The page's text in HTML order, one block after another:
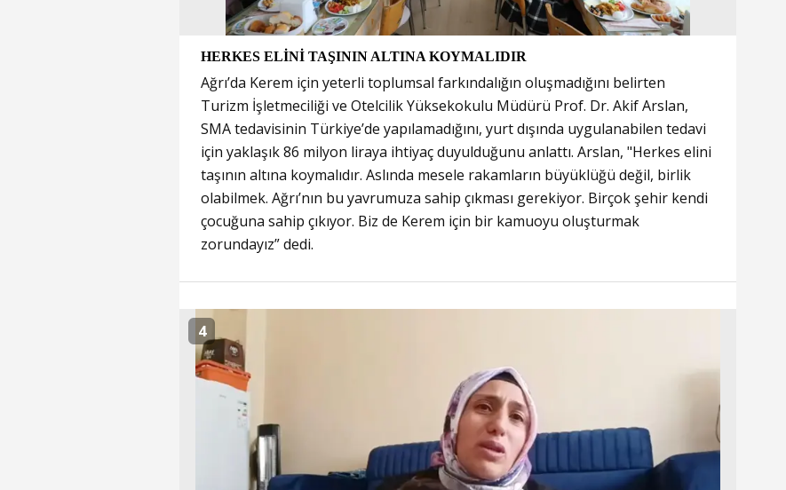
HERKES ELİNİ TAŞININ ALTINA KOYMALIDIR
Ağrı’da Kerem için yeterli toplumsal farkındalığın oluşmadığını belirten
Turizm İşletmeciliği ve Otelcilik Yüksekokulu Müdürü Prof. Dr. Akif Arslan,
SMA tedavisinin Türkiye’de yapılamadığını, yurt dışında uygulanabilen tedavi
için yaklaşık 86 milyon liraya ihtiyaç duyulduğunu anlattı. Arslan, "Herkes elini
taşının altına koymalıdır. Aslında mesele rakamların büyüklüğü değil, birlik
olabilmek. Ağrı’nın bu yavrumuza sahip çıkması gerekiyor. Birçok şehir kendi
çocuğuna sahip çıkıyor. Biz de Kerem için bir kamuoyu oluşturmak
zorundayız” dedi.
4